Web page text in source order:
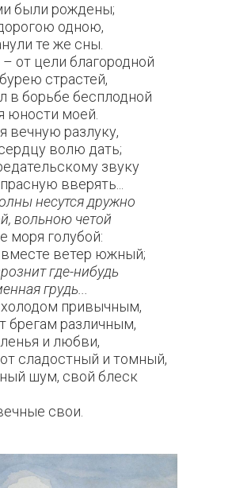
были рождены;
одною,
те же сны.
от цели благородной
страстей,
в борьбе бесплодной
юности моей.
вечную разлуку,
волю дать;
звуку
вверять...
несутся дружно
вольною четой
моря голубой:
вместе ветер южный;
где-нибудь
грудь...
привычным,
брегам различным,
и любви,
сладостный и томный,
шум, свой блеск
свои.